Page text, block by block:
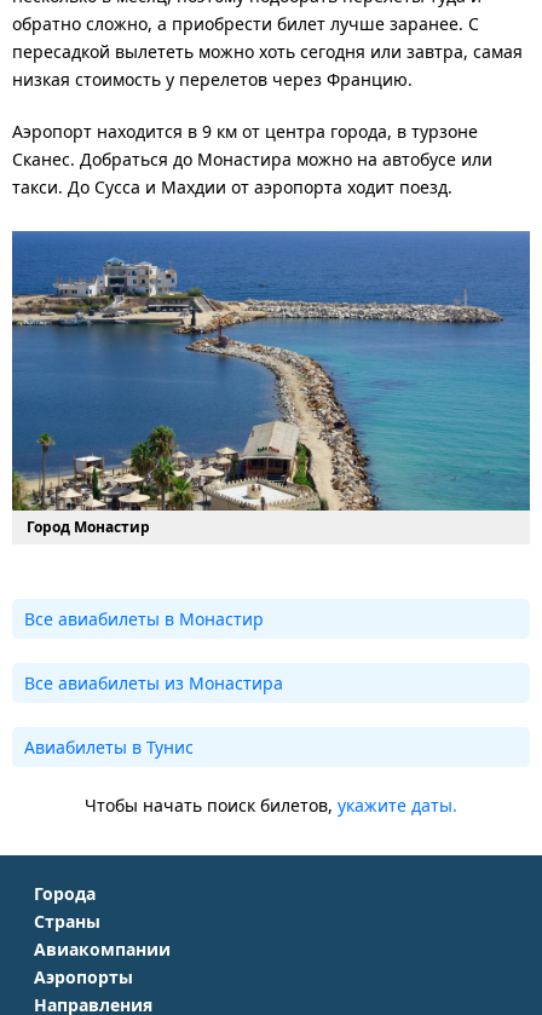
обратно сложно, а приобрести билет лучше заранее. С
пересадкой вылететь можно хоть сегодня или завтра, самая
низкая стоимость у перелетов через Францию.
Аэропорт находится в 9 км от центра города, в турзоне
Сканес. Добраться до Монастира можно на автобусе или
такси. До Сусса и Махдии от аэропорта ходит поезд.
Город Монастир
Все авиабилеты в Монастир
Все авиабилеты из Монастира
Авиабилеты в Тунис
Чтобы начать поиск билетов, укажите даты.
Города
Москва
Санкт-Петербург
Симферополь
Страны
Крым
Турция
Авиакомпании
Аэрофлот
Аэропорты
Направления